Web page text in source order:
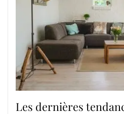
Les dernières